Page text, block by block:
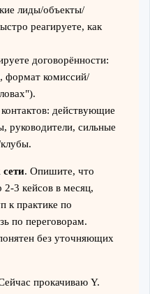
лиды/объекты/
реагируете, как
договорённости:
формат комиссий/
действующие
руководители, сильные
. Опишите, что
3 кейсов в месяц,
к практике по
по переговорам.
без уточняющих
прокачиваю Y.